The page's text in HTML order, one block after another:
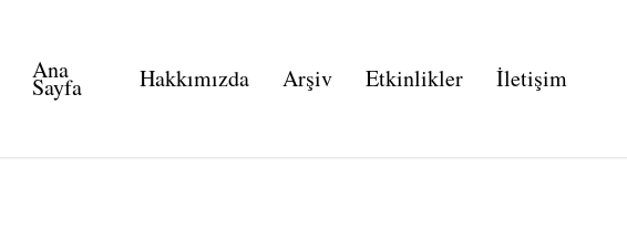
Ana
Sayfa Hakkımızda Arşiv Etkinlikler İletişim